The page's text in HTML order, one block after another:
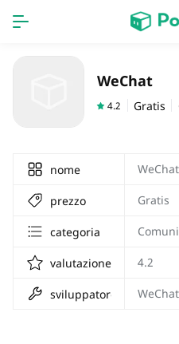
WeChat
4.2 Gratis
nome WeChat
prezzo Gratis
categoria
valutazione 4.2
sviluppatore WeChat